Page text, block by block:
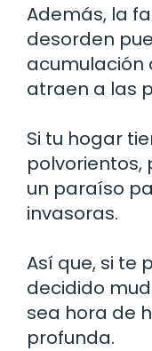
Además, la
desorden
acumulación
atraen a las
Si tu hogar
un paraíso
invasoras.
Así que, si te
decidido
sea hora de
profunda.